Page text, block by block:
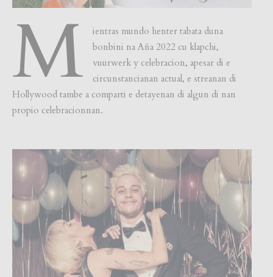
M
ientras mundo henter tabata duna
bonbini na Aña 2022 cu klapchi,
vuurwerk y celebracion, apesar di e
circunstancianan actual, e streanan di
Hollywood tambe a comparti e detayenan di algun di nan
propio celebracionnan.